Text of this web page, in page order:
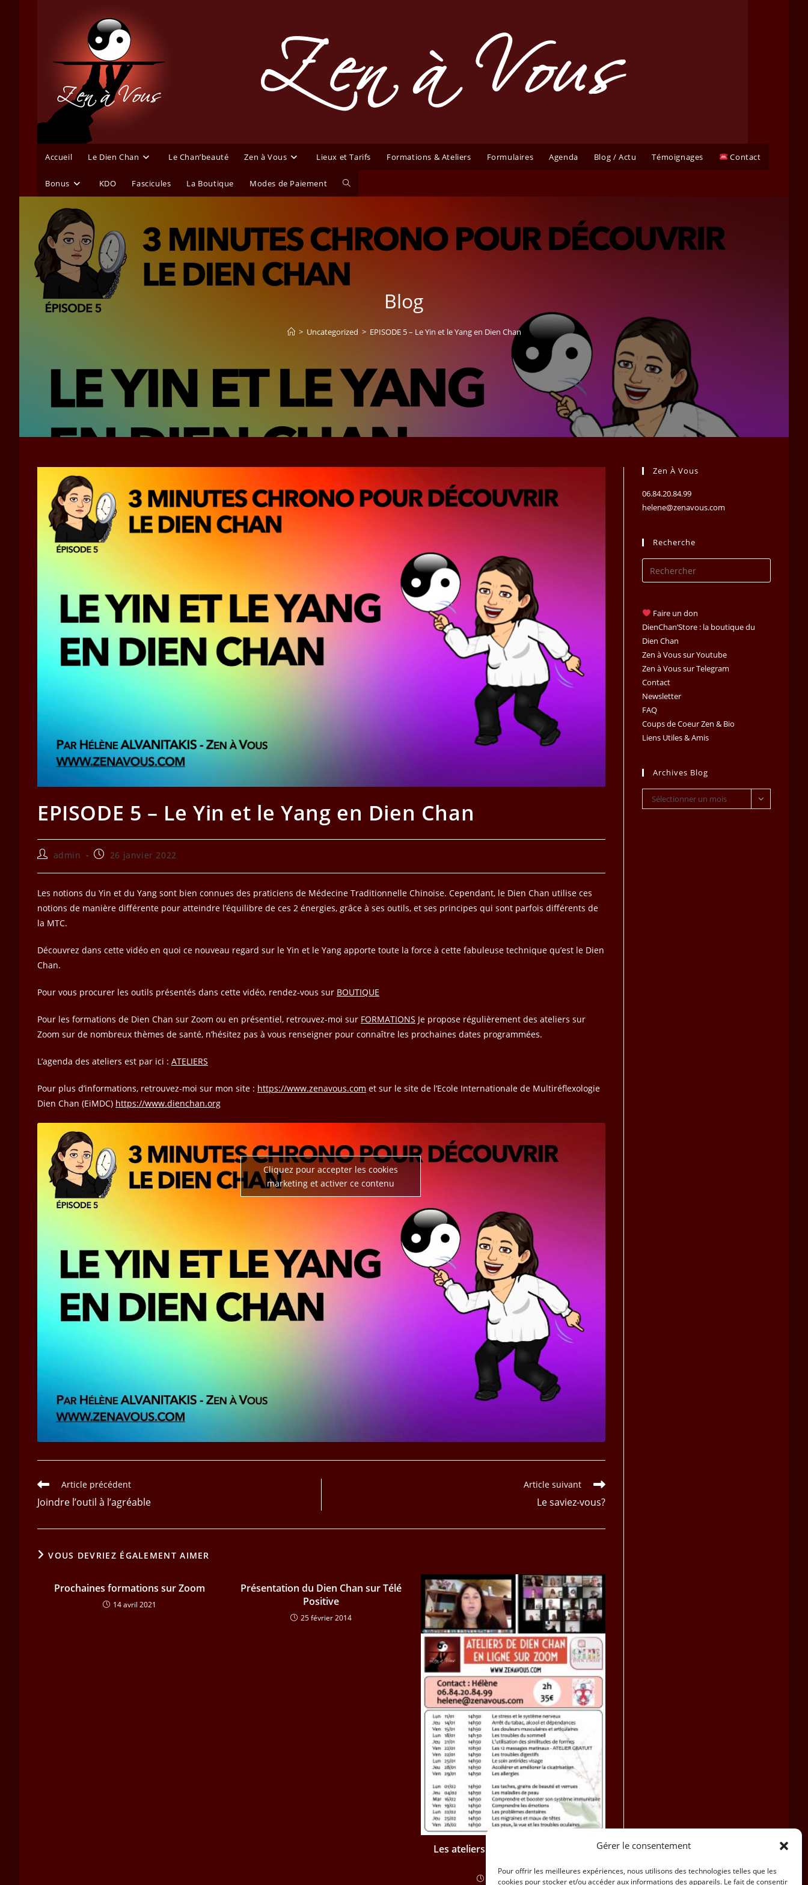
Gérer le consentement
Pour offrir les meilleures expériences, nous utilisons des technologies telles que les
cookies pour stocker et/ou accéder aux informations des appareils. Le fait de consentir
Accueil Le Dien Chan Le Chan’beauté Zen à Vous Lieux et Tarifs Formations & Ateliers Formulaires Agenda Blog / Actu Témoignages Contact
Bonus KDO Fascicules La Boutique Modes de Paiement Toggle
search
Blog
> Uncategorized > EPISODE 5 – Le Yin et le Yang en Dien Chan
EPISODE 5 – Le Yin et le Yang en Dien Chan
Auteur/autrice
la
publication :
admin
Publication
26 janvier 2022
Les notions du Yin et du Yang sont bien connues des praticiens de Médecine Traditionnelle Chinoise. Cependant, le Dien Chan utilise ces
notions de manière différente pour atteindre l’équilibre de ces 2 énergies, grâce à ses outils, et ses principes qui sont parfois différents de
la MTC.
Découvrez dans cette vidéo en quoi ce nouveau regard sur le Yin et le Yang apporte toute la force à cette fabuleuse technique qu’est le Dien
Chan.
Pour vous procurer les outils présentés dans cette vidéo, rendez-vous sur BOUTIQUE
Pour les formations de Dien Chan sur Zoom ou en présentiel, retrouvez-moi sur FORMATIONS Je propose régulièrement des ateliers sur
Zoom sur de nombreux thèmes de santé, n’hésitez pas à vous renseigner pour connaître les prochaines dates programmées.
L’agenda des ateliers est par ici : ATELIERS
Pour plus d’informations, retrouvez-moi sur mon site : https://www.zenavous.com et sur le site de l’Ecole Internationale de Multiréflexologie
Dien Chan (EiMDC) https://www.dienchan.org
Cliquez pour accepter les cookies
marketing et activer ce contenu
Read
articles
Article précédent
Joindre l’outil à l’agréable
Article suivant
Le saviez-vous?
VOUS DEVRIEZ ÉGALEMENT AIMER
Prochaines formations sur Zoom
14 avril 2021
Présentation du Dien Chan sur Télé
Positive
25 février 2014
Les ateliers en ligne pour janvier et
27 décembre 2020
Zen À Vous
06.84.20.84.99
helene@zenavous.com
Recherche
Escape
Faire un don
DienChan’Store : la boutique du
Dien Chan
Zen à Vous sur Youtube
Zen à Vous sur Telegram
Contact
Newsletter
FAQ
Coups de Coeur Zen & Bio
Liens Utiles & Amis
Archives Blog
Archives
Blog
Sélectionner un mois